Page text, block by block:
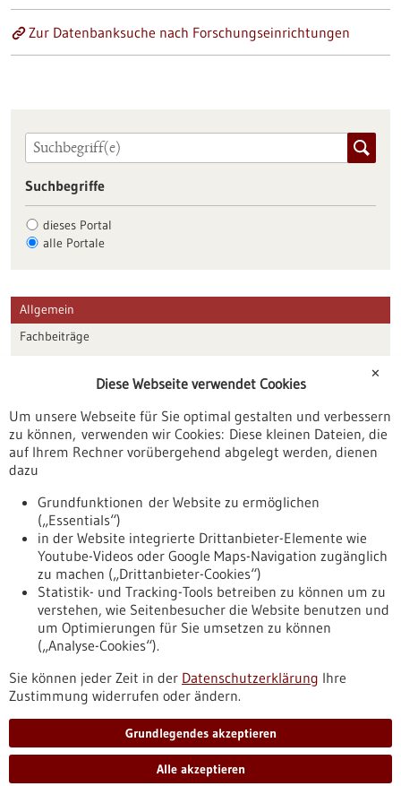
Zur Datenbanksuche nach Forschungseinrichtungen
Suchbegriffe
dieses Portal
alle Portale
Allgemein
Fachbeiträge
Veranstaltungen
Erscheinungsdatum
Nach oben
Informiert bleiben
Newsletter abonnieren
✕
Diese Webseite verwendet Cookies
Um unsere Webseite für Sie optimal gestalten und verbessern
zu können, verwenden wir Cookies: Diese kleinen Dateien, die
auf Ihrem Rechner vorübergehend abgelegt werden, dienen
dazu
Grundfunktionen der Website zu ermöglichen
(„Essentials“)
in der Website integrierte Drittanbieter-Elemente wie
Youtube-Videos oder Google Maps-Navigation zugänglich
zu machen („Drittanbieter-Cookies“)
Statistik- und Tracking-Tools betreiben zu können um zu
verstehen, wie Seitenbesucher die Website benutzen und
um Optimierungen für Sie umsetzen zu können
(„Analyse-Cookies“).
Sie können jeder Zeit in der Datenschutzerklärung Ihre
Zustimmung widerrufen oder ändern.
Grundlegendes akzeptieren
Alle akzeptieren